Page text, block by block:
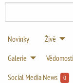
Novinky Živě
Galerie
Social Media News
0